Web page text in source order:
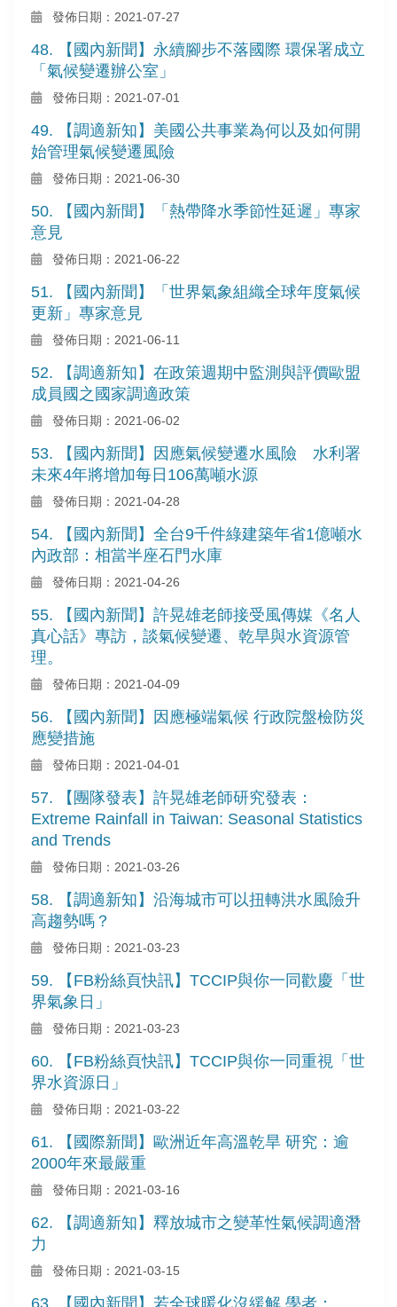
發佈日期：2021-07-27
48. 【國內新聞】永續腳步不落國際 環保署成立
「氣候變遷辦公室」
發佈日期：2021-07-01
49. 【調適新知】美國公共事業為何以及如何開
始管理氣候變遷風險
發佈日期：2021-06-30
50. 【國內新聞】「熱帶降水季節性延遲」專家
意見
發佈日期：2021-06-22
51. 【國內新聞】「世界氣象組織全球年度氣候
更新」專家意見
發佈日期：2021-06-11
52. 【調適新知】在政策週期中監測與評價歐盟
成員國之國家調適政策
發佈日期：2021-06-02
53. 【國內新聞】因應氣候變遷水風險 水利署
未來4年將增加每日106萬噸水源
發佈日期：2021-04-28
54. 【國內新聞】全台9千件綠建築年省1億噸水
內政部：相當半座石門水庫
發佈日期：2021-04-26
55. 【國內新聞】許晃雄老師接受風傳媒《名人
真心話》專訪，談氣候變遷、乾旱與水資源管
理。
發佈日期：2021-04-09
56. 【國內新聞】因應極端氣候 行政院盤檢防災
應變措施
發佈日期：2021-04-01
57. 【團隊發表】許晃雄老師研究發表：
Extreme Rainfall in Taiwan: Seasonal Statistics
and Trends
發佈日期：2021-03-26
58. 【調適新知】沿海城市可以扭轉洪水風險升
高趨勢嗎？
發佈日期：2021-03-23
59. 【FB粉絲頁快訊】TCCIP與你一同歡慶「世
界氣象日」
發佈日期：2021-03-23
60. 【FB粉絲頁快訊】TCCIP與你一同重視「世
界水資源日」
發佈日期：2021-03-22
61. 【國際新聞】歐洲近年高溫乾旱 研究：逾
2000年來最嚴重
發佈日期：2021-03-16
62. 【調適新知】釋放城市之變革性氣候調適潛
力
發佈日期：2021-03-15
63. 【國內新聞】若全球暖化沒緩解 學者：